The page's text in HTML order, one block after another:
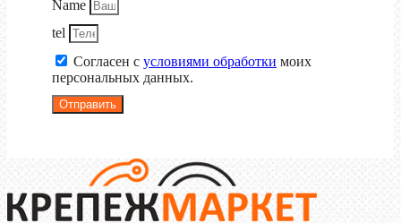
Name
tel
Согласен с условиями обработки моих
персональных данных.
Отправить